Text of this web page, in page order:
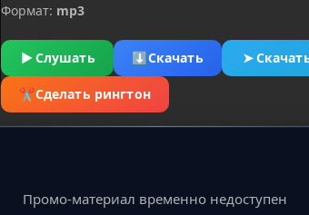
Формат: mp3
▶ Слушать ⬇Скачать ➤
✂Сделать рингтон
Промо-материал временно недоступен